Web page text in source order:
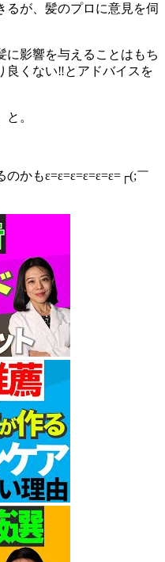
るが、髪のプロに意見を伺
に影響を与えることはもち
良くない‼︎とアドバイスを
。
かもε=ε=ε=ε=ε=ε=┌(;￣